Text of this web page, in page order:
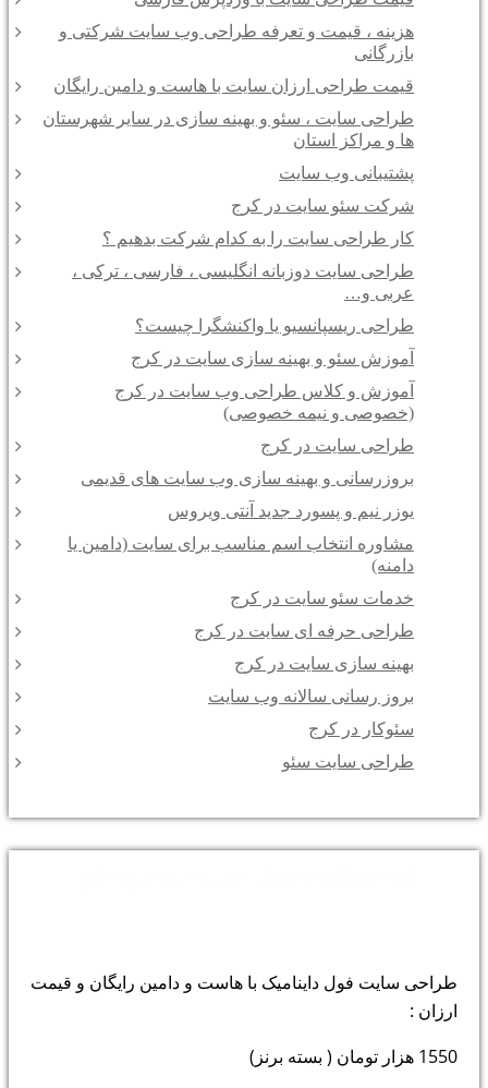
هزینه ، قیمت و تعرفه طراحی وب سایت شرکتی و
بازرگانی
قیمت طراحی ارزان سایت با هاست و دامین رایگان
طراحی سایت ، سئو و بهینه سازی در سایر شهرستان
ها و مراکز استان
پشتیبانی وب سایت
شرکت سئو سایت در کرج
کار طراحی سایت را به کدام شرکت بدهیم ؟
طراحی سایت دوزبانه انگلیسی ، فارسی ، ترکی ،
عربی و…
طراحی ریسپانسیو یا واکنشگرا چیست؟
آموزش سئو و بهینه سازی سایت در کرج
آموزش و کلاس طراحی وب سایت در کرج
(خصوصی و نیمه خصوصی)
طراحی سایت در کرج
بروزرسانی و بهینه سازی وب سایت های قدیمی
یوزر نیم و پسورد جدید آنتی ویروس
مشاوره انتخاب اسم مناسب برای سایت (دامین یا
دامنه)
خدمات سئو سایت در کرج
طراحی حرفه ای سایت در کرج
بهینه سازی سایت در کرج
بروز رسانی سالانه وب سایت
سئوکار در کرج
طراحی سایت سئو
طراحی سایت فول داینامیک با هاست و دامین رایگان و قیمت
ارزان :
1550 هزار تومان ( بسته برنز)